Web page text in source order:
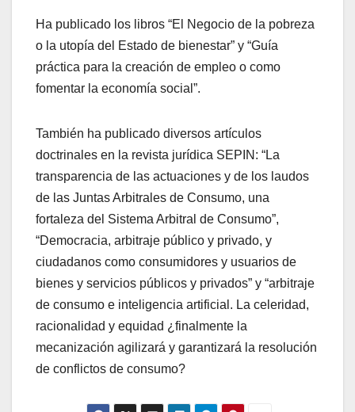
Ha publicado los libros “El Negocio de la pobreza
o la utopía del Estado de bienestar” y “Guía
práctica para la creación de empleo o como
fomentar la economía social”.
También ha publicado diversos artículos
doctrinales en la revista jurídica SEPIN: “La
transparencia de las actuaciones y de los laudos
de las Juntas Arbitrales de Consumo, una
fortaleza del Sistema Arbitral de Consumo”,
“Democracia, arbitraje público y privado, y
ciudadanos como consumidores y usuarios de
bienes y servicios públicos y privados” y “arbitraje
de consumo e inteligencia artificial. La celeridad,
racionalidad y equidad ¿finalmente la
mecanización agilizará y garantizará la resolución
de conflictos de consumo?